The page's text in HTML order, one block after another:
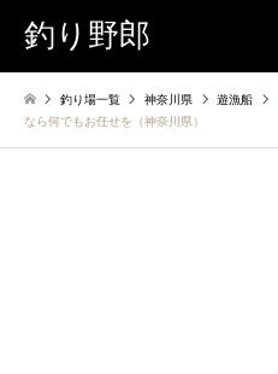
釣り野郎
釣り場一覧 神奈川県 遊漁船
なら何でもお任せを（神奈川県）